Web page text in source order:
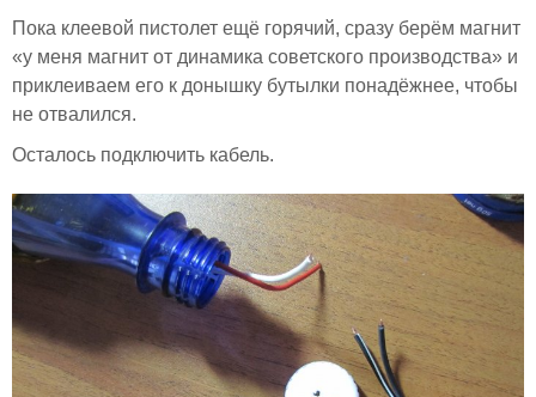
Пока клеевой пистолет ещё горячий, сразу берём магнит
«у меня магнит от динамика советского производства» и
приклеиваем его к донышку бутылки понадёжнее, чтобы
не отвалился.
Осталось подключить кабель.